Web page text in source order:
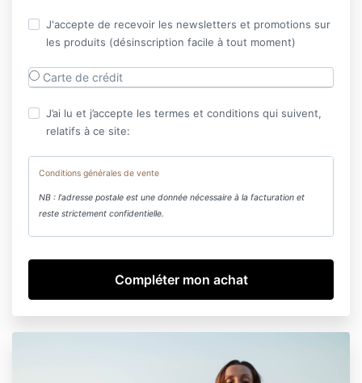
J'accepte de recevoir les newsletters et promotions sur
les produits (désinscription facile à tout moment)
Carte de crédit
J’ai lu et j’accepte les termes et conditions qui suivent,
relatifs à ce site:
Conditions générales de vente
NB : l'adresse postale est une donnée nécessaire à la facturation et
reste strictement confidentielle.